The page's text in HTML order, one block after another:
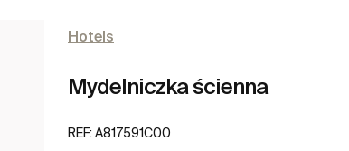
Hotels
Mydelniczka ścienna
REF: A817591C00